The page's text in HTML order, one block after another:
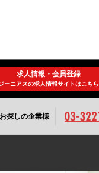
求人情報・会員登録
ーニアスの求人情報サイトはこちら
探しの企業様